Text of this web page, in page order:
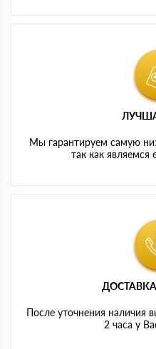
Мы гарантируем самую
так как являемся
После уточнения наличия
2 часа у